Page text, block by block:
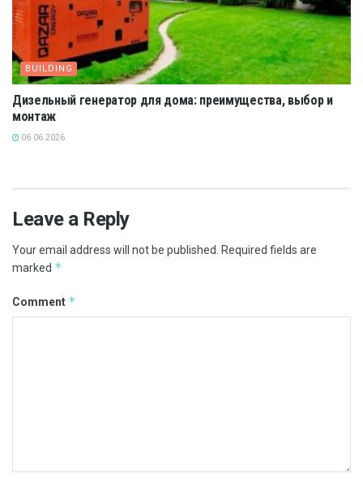
BUILDING
Дизельный генератор для дома: преимущества, выбор и
монтаж
06.06.2026
Leave a Reply
Your email address will not be published.
Required fields are
marked *
Comment *